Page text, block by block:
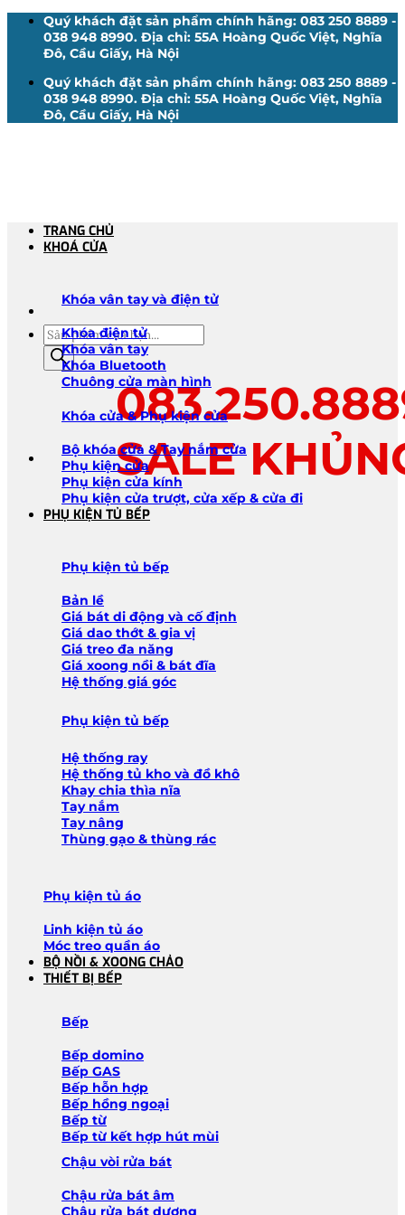
Quý khách đặt sản phẩm chính hãng: 083 250 8889 -
038 948 8990. Địa chỉ: 55A Hoàng Quốc Việt, Nghĩa
Đô, Cầu Giấy, Hà Nội
Quý khách đặt sản phẩm chính hãng: 083 250 8889 -
038 948 8990. Địa chỉ: 55A Hoàng Quốc Việt, Nghĩa
Đô, Cầu Giấy, Hà Nội
Tìm
kiếm
sản
phẩm
SALE
TRANG CHỦ
KHOÁ CỬA
Khóa vân tay và điện tử
Khóa điện tử
Khóa vân tay
Khóa Bluetooth
Chuông cửa màn hình
Khóa cửa & Phụ kiện cửa
Bộ khóa cửa & Tay nắm cửa
Phụ kiện cửa
Phụ kiện cửa kính
Phụ kiện cửa trượt, cửa xếp & cửa đi
PHỤ KIỆN TỦ BẾP
Phụ kiện tủ bếp
Bản lề
Giá bát di động và cố định
Giá dao thớt & gia vị
Giá treo đa năng
Giá xoong nồi & bát đĩa
Hệ thống giá góc
Phụ kiện tủ bếp
Hệ thống ray
Hệ thống tủ kho và đồ khô
Khay chia thìa nĩa
Tay nắm
Tay nâng
Thùng gạo & thùng rác
Phụ kiện tủ áo
Linh kiện tủ áo
Móc treo quần áo
BỘ NỒI & XOONG CHẢO
THIẾT BỊ BẾP
Bếp
Bếp domino
Bếp GAS
Bếp hỗn hợp
Bếp hồng ngoại
Bếp từ
Bếp từ kết hợp hút mùi
Chậu vòi rửa bát
Chậu rửa bát âm
Chậu rửa bát dương